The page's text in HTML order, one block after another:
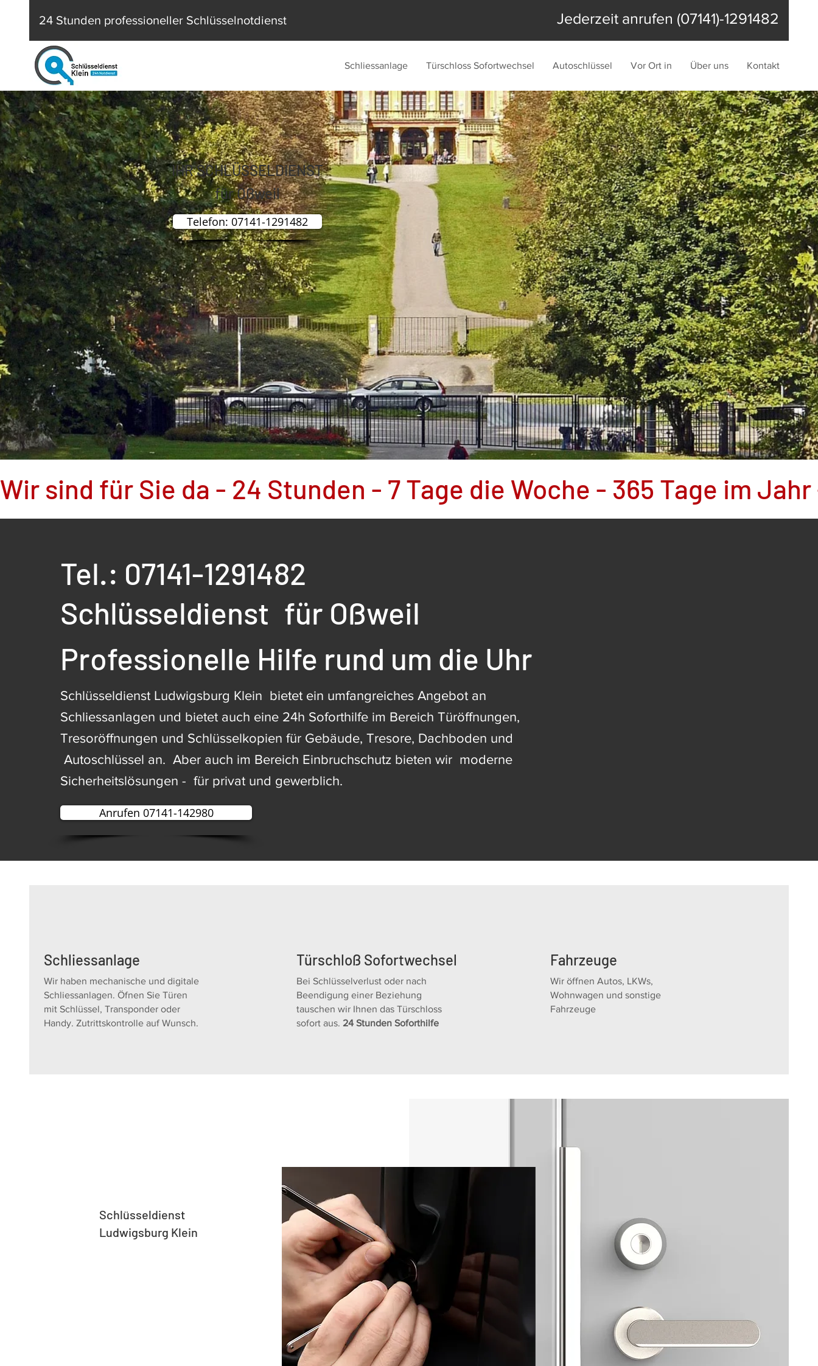
24 Stunden professioneller Schlüsselnotdienst Jederzeit anrufen (07141)-1291482
Schliessanlage Türschloss Sofortwechsel Autoschlüssel Vor Ort in Über uns Kontakt
IHR SCHLÜSSELDIENST
für Oßweil
Telefon: 07141-1291482
Wir sind für Sie da - 24 Stunden - 7 Tage die Woche - 365 Tage im
Tel.: 07141-1291482
Schlüsseldienst für Oßweil
Professionelle Hilfe rund um die Uhr
Schlüsseldienst Ludwigsburg Klein bietet ein umfangreiches Angebot an
Schliessanlagen und bietet auch eine 24h Soforthilfe im Bereich Türöffnungen,
Tresoröffnungen und Schlüsselkopien für Gebäude, Tresore, Dachboden und
Autoschlüssel an. Aber auch im Bereich Einbruchschutz bieten wir moderne
Sicherheitslösungen - für privat und gewerblich.
Anrufen 07141-142980
Schliessanlage
Wir haben mechanische und digitale
Schliessanlagen. Öfnen Sie Türen
mit Schlüssel, Transponder oder
Handy. Zutrittskontrolle auf Wunsch.
Türschloß Sofortwechsel
Bei Schlüsselverlust oder nach
Beendigung einer Beziehung
tauschen wir Ihnen das Türschloss
sofort aus. 24 Stunden Soforthilfe
Fahrzeuge
Wir öffnen Autos, LKWs,
Wohnwagen und sonstige
Fahrzeuge
Schlüsseldienst
Ludwigsburg Klein